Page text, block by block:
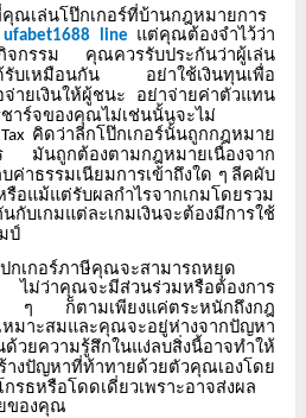
ณเล่นโป๊กเกอร์ที่บ้านกฎหมายการ
ufabet1688 line แต่คุณต้องจำไว้ว่า
จกรรม
คุณควรรับประกันว่าผู้เล่น
รับเหมือนกัน
อย่าใช้เงินทุนเพื่อ
ายเงินให้ผู้ชนะ
อย่าจ่ายค่าตัวแทน
าร์จของคุณไม่เช่นนั้นจะไม่
Tax คิดว่าลีกโป๊กเกอร์นั้นถูกกฎหมาย
มันถูกต้องตามกฎหมายเนื่องจาก
ค่าธรรมเนียมการเข้าถึงใด ๆ ลีคผับ
อแม้แต่รับผลกำไรจากเกมโดยรวม
กับเกมแต่ละเกมเงินจะต้องมีการใช้
ป์
กเกอร์ภาษีคุณจะสามารถหยุด
ไม่ว่าคุณจะมีส่วนร่วมหรือต้องการ
ๆ
ก็ตามเพียงแค่ตระหนักถึงกฎ
หมาะสมและคุณจะอยู่ห่างจากปัญหา
วยความรู้สึกในแง่ลบสิ่งนี้อาจทำให้
างปัญหาที่ท้าทายด้วยตัวคุณเองโดย
ธหรือโดดเดี่ยวเพราะอาจส่งผล
ของคุณ